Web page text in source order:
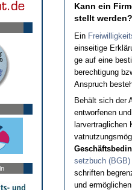
Kann ein
stellt wer­den?
Ein
ein­sei­ti­ge
ge auf ei­ne
be­rech­ti­gung
An­spruch
Behält sich der
ent­wor­fe­nen
lar­ver­trag­li­chen
setz­buch (BGB)
schrif­ten
und